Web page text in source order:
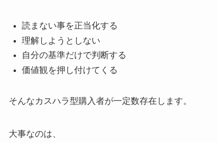
読まない事を正当化する
理解しようとしない
自分の基準だけで判断する
価値観を押し付けてくる
そんなカスハラ型購入者が一定数存在します。
大事なのは、